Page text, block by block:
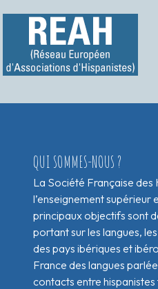
QUI SOMMES-NOUS ?
La Société Française
l’enseignement supérieur
principaux objectifs sont
portant sur les langues,
des pays ibériques et
France des langues
contacts entre hispanistes